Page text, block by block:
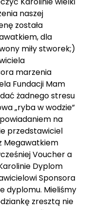
naszej
została
dla
miły stworek;)
marzenia
Fundacji Mam
żadnego stresu
„ryba w wodzie”
na
przedstawiciel
Megawatkiem
Voucher a
Dyplom
Sponsora
dyplomu. Mieliśmy
zresztą nie